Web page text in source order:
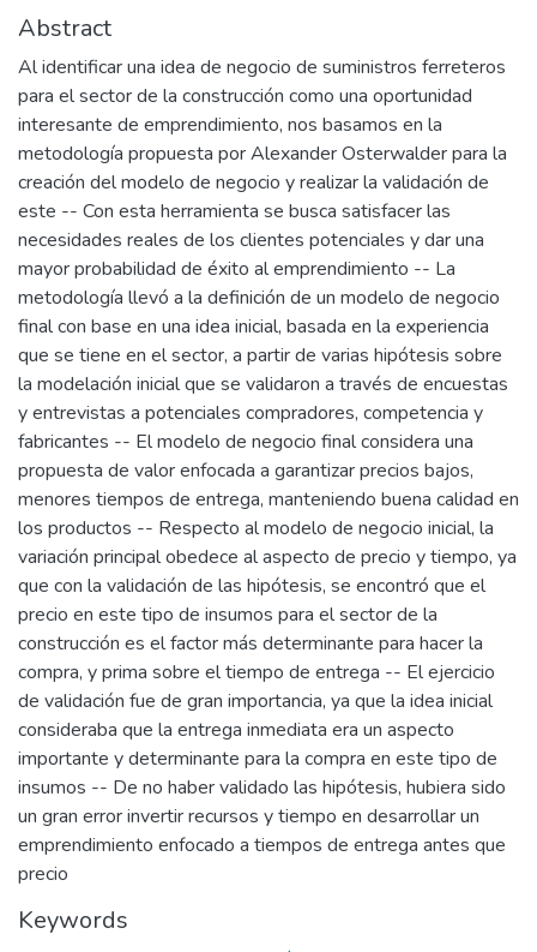
Abstract
Al identificar una idea de negocio de suministros ferreteros
para el sector de la construcción como una oportunidad
interesante de emprendimiento, nos basamos en la
metodología propuesta por Alexander Osterwalder para la
creación del modelo de negocio y realizar la validación de
este -- Con esta herramienta se busca satisfacer las
necesidades reales de los clientes potenciales y dar una
mayor probabilidad de éxito al emprendimiento -- La
metodología llevó a la definición de un modelo de negocio
final con base en una idea inicial, basada en la experiencia
que se tiene en el sector, a partir de varias hipótesis sobre
la modelación inicial que se validaron a través de encuestas
y entrevistas a potenciales compradores, competencia y
fabricantes -- El modelo de negocio final considera una
propuesta de valor enfocada a garantizar precios bajos,
menores tiempos de entrega, manteniendo buena calidad en
los productos -- Respecto al modelo de negocio inicial, la
variación principal obedece al aspecto de precio y tiempo, ya
que con la validación de las hipótesis, se encontró que el
precio en este tipo de insumos para el sector de la
construcción es el factor más determinante para hacer la
compra, y prima sobre el tiempo de entrega -- El ejercicio
de validación fue de gran importancia, ya que la idea inicial
consideraba que la entrega inmediata era un aspecto
importante y determinante para la compra en este tipo de
insumos -- De no haber validado las hipótesis, hubiera sido
un gran error invertir recursos y tiempo en desarrollar un
emprendimiento enfocado a tiempos de entrega antes que
precio
Keywords